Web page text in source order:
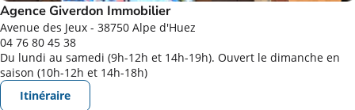
Agence Giverdon Immobilier
Avenue des Jeux - 38750 Alpe d'Huez
04 76 80 45 38
Du lundi au samedi (9h-12h et 14h-19h). Ouvert le dimanche en
saison (10h-12h et 14h-18h)
Itinéraire